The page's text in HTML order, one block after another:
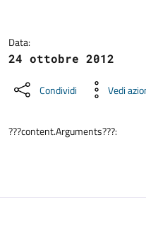
Data:
24 ottobre 2012
Condividi Vedi
???content.Arguments???: